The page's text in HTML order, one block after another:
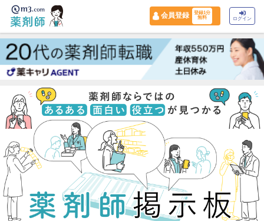
会員登録
登録1分
無料
ログイン